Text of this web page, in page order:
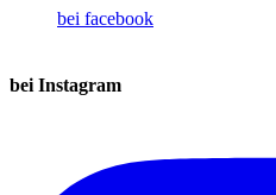
bei facebook
bei Instagram